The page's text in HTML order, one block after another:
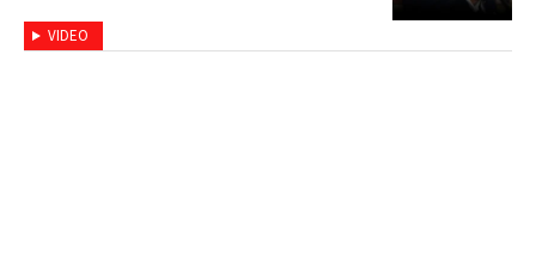
VIDEO